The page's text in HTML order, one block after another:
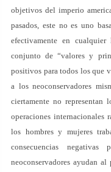
objetivos del imperio
pasados, este no es uno
efectivamente en
conjunto de “valores y
positivos para todos los que
a los neoconservadores
ciertamente no representan
operaciones internacionales
los hombres y mujeres
consecuencias
neoconservadores ayudan